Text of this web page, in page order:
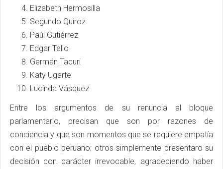
Elizabeth Hermosilla
Segundo Quiroz
Paúl Gutiérrez
Edgar Tello
Germán Tacuri
Katy Ugarte
Lucinda Vásquez
Entre los argumentos de su renuncia al bloque
parlamentario, precisan que son por razones de
conciencia y que son momentos que se requiere empatía
con el pueblo peruano; otros simplemente presentaro su
decisión con carácter irrevocable, agradeciendo haber